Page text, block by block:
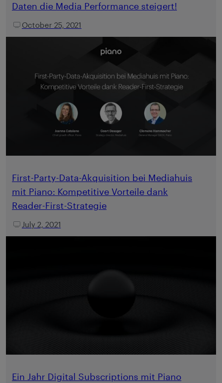
Daten die Media Performance steigert!
October 25, 2021
First-Party-Data-Akquisition bei Mediahuis
mit Piano: Kompetitive Vorteile dank
Reader-First-Strategie
July 2, 2021
Ein Jahr Digital Subscriptions mit Piano